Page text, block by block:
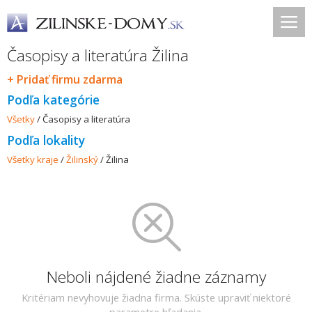
Časopisy a literatúra Žilina
+ Pridať firmu zdarma
Podľa kategórie
Všetky/Časopisy a literatúra
Podľa lokality
Všetky kraje /Žilinský/Žilina
Neboli nájdené žiadne záznamy
Kritériam nevyhovuje žiadna firma. Skúste upraviť niektoré